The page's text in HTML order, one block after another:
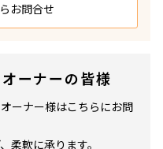
お問合せ
ーナーの皆様
ーナー様はこちらにお問
柔軟に承ります。